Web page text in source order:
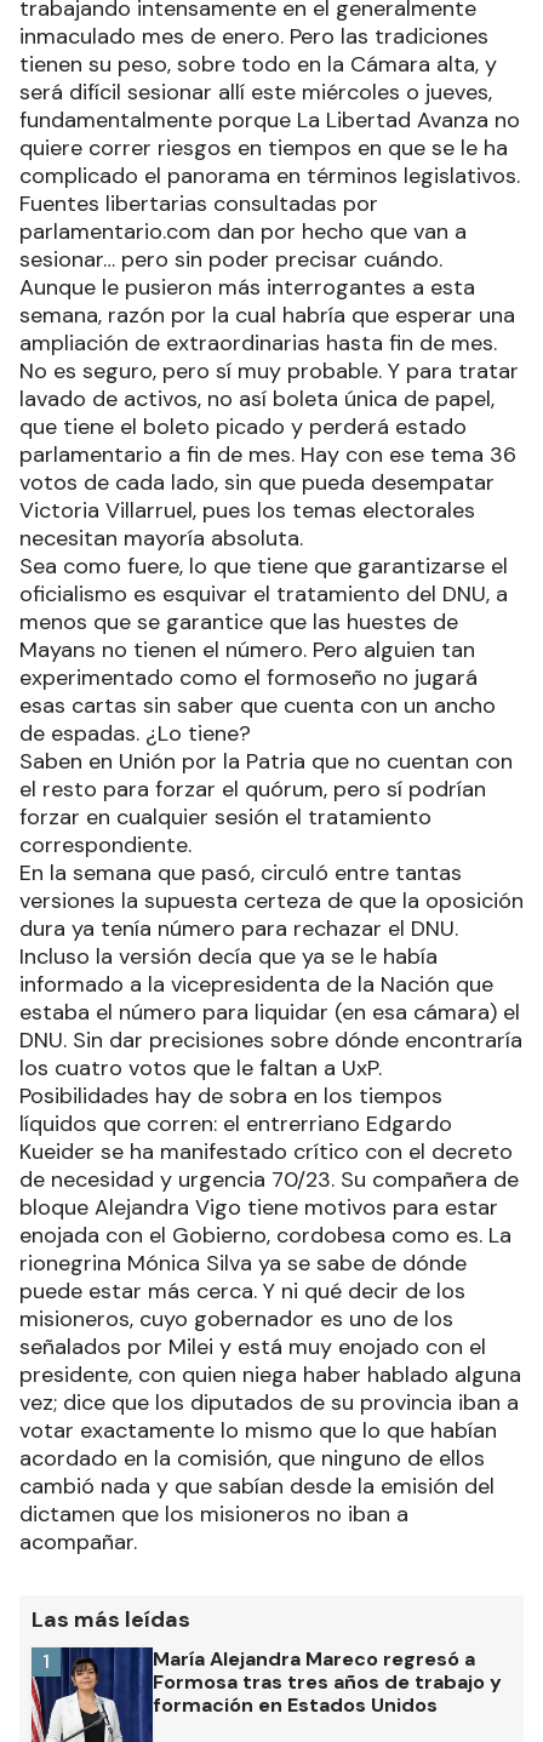
trabajando intensamente en el generalmente
inmaculado mes de enero. Pero las tradiciones
tienen su peso, sobre todo en la Cámara alta, y
será difícil sesionar allí este miércoles o jueves,
fundamentalmente porque La Libertad Avanza no
quiere correr riesgos en tiempos en que se le ha
complicado el panorama en términos legislativos.
Fuentes libertarias consultadas por
parlamentario.com dan por hecho que van a
sesionar… pero sin poder precisar cuándo.
Aunque le pusieron más interrogantes a esta
semana, razón por la cual habría que esperar una
ampliación de extraordinarias hasta fin de mes.
No es seguro, pero sí muy probable. Y para tratar
lavado de activos, no así boleta única de papel,
que tiene el boleto picado y perderá estado
parlamentario a fin de mes. Hay con ese tema 36
votos de cada lado, sin que pueda desempatar
Victoria Villarruel, pues los temas electorales
necesitan mayoría absoluta.
Sea como fuere, lo que tiene que garantizarse el
oficialismo es esquivar el tratamiento del DNU, a
menos que se garantice que las huestes de
Mayans no tienen el número. Pero alguien tan
experimentado como el formoseño no jugará
esas cartas sin saber que cuenta con un ancho
de espadas. ¿Lo tiene?
Saben en Unión por la Patria que no cuentan con
el resto para forzar el quórum, pero sí podrían
forzar en cualquier sesión el tratamiento
correspondiente.
En la semana que pasó, circuló entre tantas
versiones la supuesta certeza de que la oposición
dura ya tenía número para rechazar el DNU.
Incluso la versión decía que ya se le había
informado a la vicepresidenta de la Nación que
estaba el número para liquidar (en esa cámara) el
DNU. Sin dar precisiones sobre dónde encontraría
los cuatro votos que le faltan a UxP.
Posibilidades hay de sobra en los tiempos
líquidos que corren: el entrerriano Edgardo
Kueider se ha manifestado crítico con el decreto
de necesidad y urgencia 70/23. Su compañera de
bloque Alejandra Vigo tiene motivos para estar
enojada con el Gobierno, cordobesa como es. La
rionegrina Mónica Silva ya se sabe de dónde
puede estar más cerca. Y ni qué decir de los
misioneros, cuyo gobernador es uno de los
señalados por Milei y está muy enojado con el
presidente, con quien niega haber hablado alguna
vez; dice que los diputados de su provincia iban a
votar exactamente lo mismo que lo que habían
acordado en la comisión, que ninguno de ellos
cambió nada y que sabían desde la emisión del
dictamen que los misioneros no iban a
acompañar.
Las más leídas
María Alejandra Mareco regresó a
Formosa tras tres años de trabajo y
formación en Estados Unidos
1